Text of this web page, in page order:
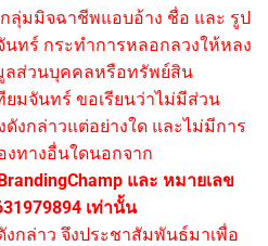
ลุ่มมิจฉาชีพแอบอ้าง ชื่อ และ รูป
ทร์ กระทำการหลอกลวงให้หลง
ลส่วนบุคคลหรือทรัพย์สิน
ยมจันทร์ ขอเรียนว่าไม่มีส่วน
ดังกล่าวแต่อย่างใด และไม่มีการ
ทางอื่นใดนอกจาก
และ หมายเลข
เท่านั้น
กล่าว จึงประชาสัมพันธ์มาเพื่อ